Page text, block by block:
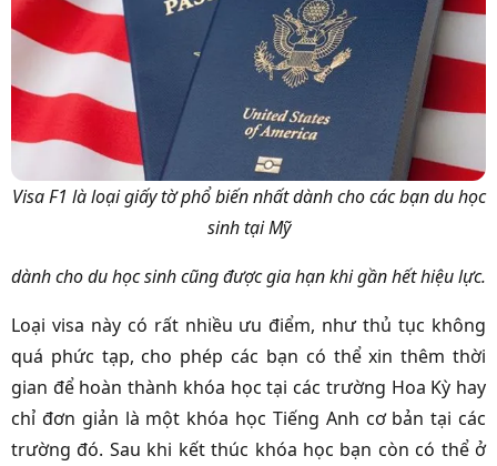
Visa F1 là loại giấy tờ phổ biến nhất dành cho các bạn du học
sinh tại Mỹ
dành cho du học sinh cũng được gia hạn khi gần hết hiệu lực.
Loại visa này có rất nhiều ưu điểm, như thủ tục không
quá phức tạp, cho phép các bạn có thể xin thêm thời
gian để hoàn thành khóa học tại các trường Hoa Kỳ hay
chỉ đơn giản là một khóa học Tiếng Anh cơ bản tại các
trường đó. Sau khi kết thúc khóa học bạn còn có thể ở